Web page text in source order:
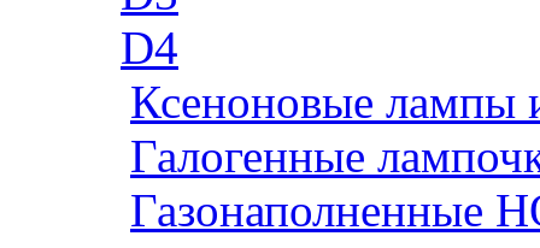
D4
Ксеноновые лампы
Галогенные
Газонаполненные